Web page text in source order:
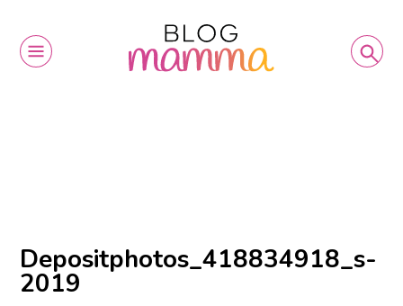
Depositphotos_418834918_s-
2019